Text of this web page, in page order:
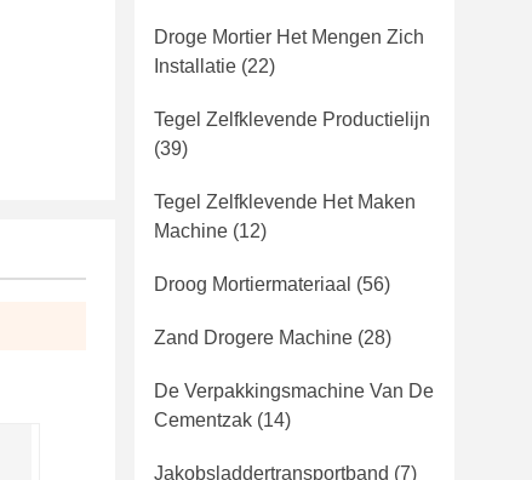
Droge Mortier Het Mengen Zich
Installatie (22)
Tegel Zelfklevende Productielijn
(39)
Tegel Zelfklevende Het Maken
Machine (12)
Droog Mortiermateriaal (56)
Zand Drogere Machine (28)
De Verpakkingsmachine Van De
Cementzak (14)
Jakobsladdertransportband (7)